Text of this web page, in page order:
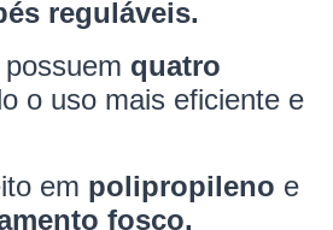
reguláveis.
quatro
o uso mais eficiente e
em polipropileno e
fosco.